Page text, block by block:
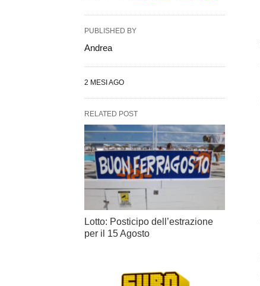
PUBLISHED BY
Andrea
2 MESI AGO
RELATED POST
Lotto: Posticipo dell’estrazione
per il 15 Agosto